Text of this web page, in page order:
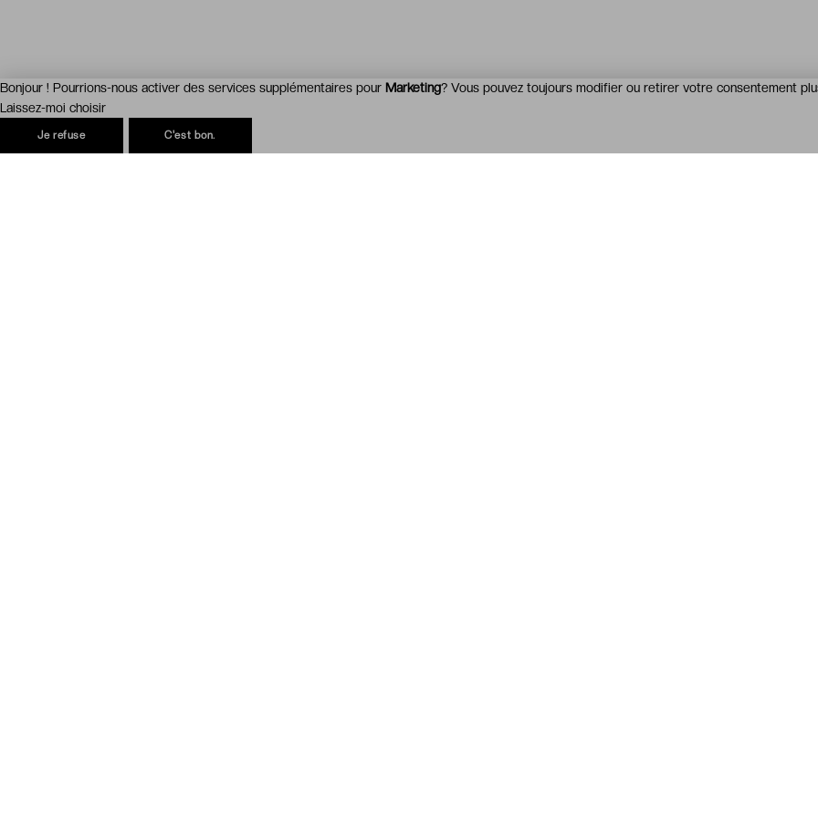
Bonjour ! Pourrions-nous activer des services supplémentaires pour Marketing? Vous pouvez toujours modifier ou retirer votre consentement
Laissez-moi choisir
Je refuse C'est bon.